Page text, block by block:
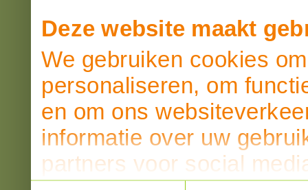
Deze website maakt
We gebruiken cookies
personaliseren, om
en om ons
informatie over uw
partners voor social